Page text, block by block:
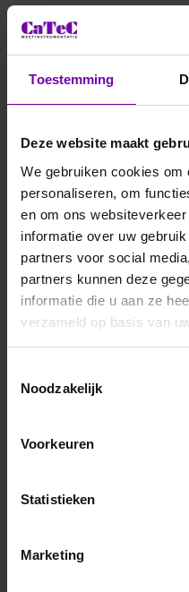
Toestemming
Deze website maakt
We gebruiken cookies
personaliseren, om
en om ons
informatie over uw
partners voor social
partners kunnen deze
informatie die u aan ze
verzameld op basis van
Noodzakelijk
Voorkeuren
Statistieken
Marketing
APOGEE
SO-421